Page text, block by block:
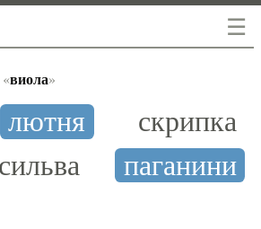
☰
виола»
лютня
скрипка
паганини